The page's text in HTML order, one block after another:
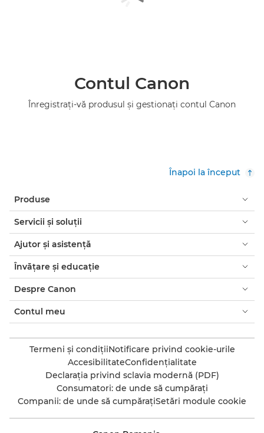
Contul Canon
Înregistraţi-vă produsul şi gestionaţi contul Canon
Înapoi la început
Produse
Servicii şi soluţii
Ajutor şi asistenţă
Învăţare şi educaţie
Despre Canon
Contul meu
Termeni şi condiţiiNotificare privind cookie-urile
AccesibilitateConfidenţialitate
Declaraţia privind sclavia modernă (PDF)
Consumatori: de unde să cumpăraţi
Companii: de unde să cumpăraţiSetări module cookie